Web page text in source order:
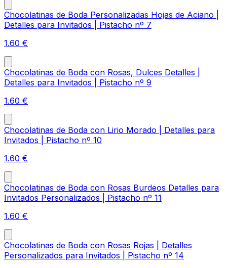
Chocolatinas de Boda Personalizadas Hojas de Aciano |
Detalles para Invitados | Pistacho nº 7
1.60 €
Chocolatinas de Boda con Rosas, Dulces Detalles |
Detalles para Invitados | Pistacho nº 9
1.60 €
Chocolatinas de Boda con Lirio Morado | Detalles para
Invitados | Pistacho nº 10
1.60 €
Chocolatinas de Boda con Rosas Burdeos Detalles para
Invitados Personalizados | Pistacho nº 11
1.60 €
Chocolatinas de Boda con Rosas Rojas | Detalles
Personalizados para Invitados | Pistacho nº 14